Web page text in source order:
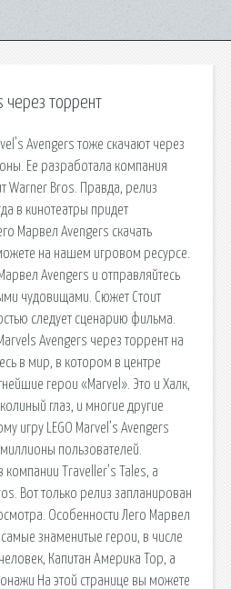
через торрент
Avengers тоже скачают через
Ее разработала компания
Warner Bros. Правда, релиз
в кинотеатры придет
Марвел Avengers скачать
на нашем игровом ресурсе.
Avengers и отправляйтесь
чудовищами. Сюжет Стоит
следует сценарию фильма.
Avengers через торрент на
в мир, в котором в центре
герои «Marvel». Это и Халк,
глаз, и многие другие
игру LEGO Marvel’s Avengers
пользователей.
компании Traveller’s Tales, а
Вот только релиз запланирован
Особенности Лего Марвел
знаменитые герои, в числе
Капитан Америка Тор, а
На этой странице вы можете